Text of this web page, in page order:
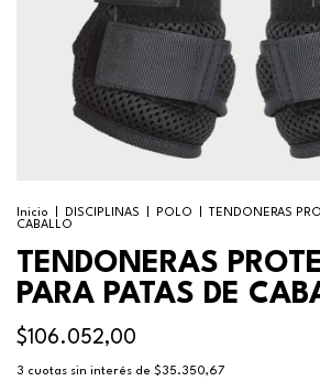
Inicio DISCIPLINAS POLO
TENDONERAS
CABALLO
TENDONERAS
PARA PATAS DE
$106.052,00
3 cuotas sin interés de $35.350,67